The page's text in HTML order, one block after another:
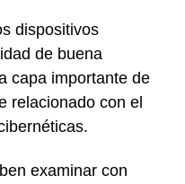
dispositivos
de buena
capa importante de
relacionado con el
examinar con